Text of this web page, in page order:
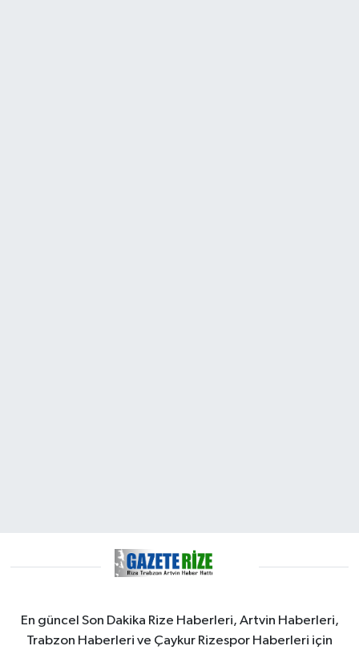
En güncel Son Dakika Rize Haberleri, Artvin Haberleri,
Trabzon Haberleri ve Çaykur Rizespor Haberleri için